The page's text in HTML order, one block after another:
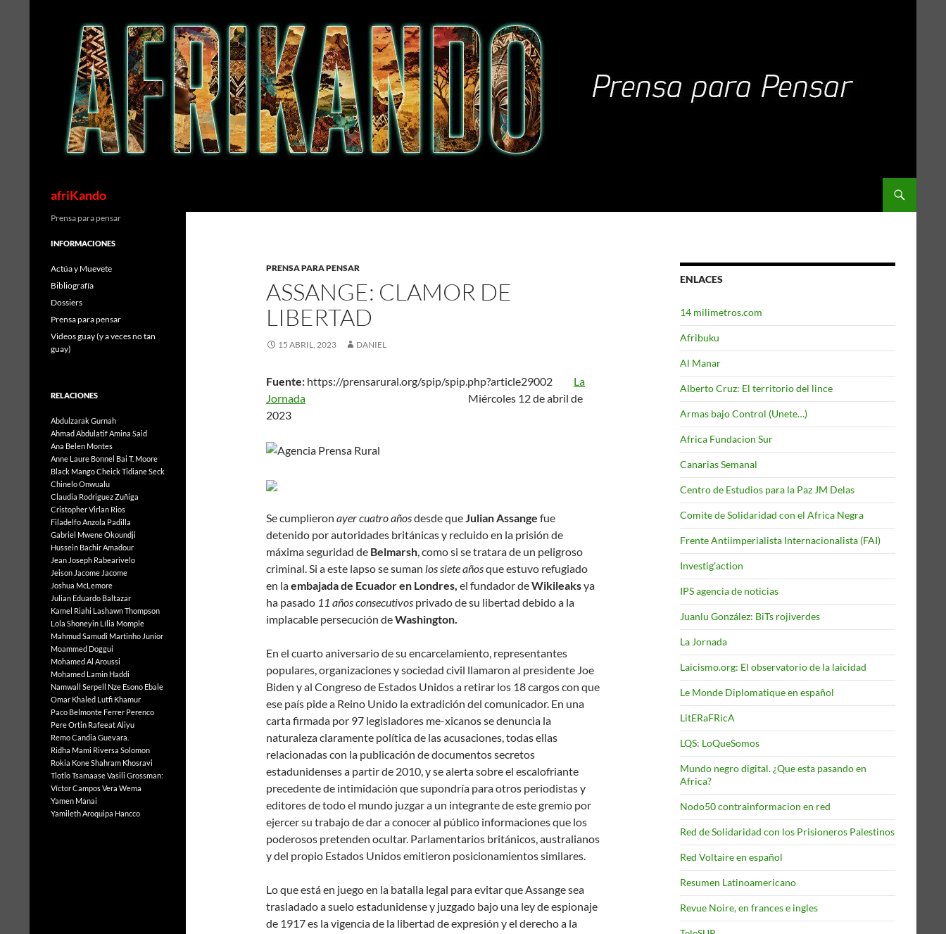
afriKando
PRENSA PARA PENSAR
ASSANGE: CLAMOR DE
LIBERTAD
15 ABRIL, 2023 DANIEL
Fuente: https://prensarural.org/spip/spip.php?article29002 La
Jornada Miércoles 12 de abril de
2023
Se cumplieron ayer cuatro añosdesde queJulian Assange fue
detenido por autoridades británicas y recluido en la prisión de
máxima seguridad de Belmarsh, como si se tratara de un peligroso
criminal. Si a este lapso se suman los siete añosque estuvo refugiado
en laembajada de Ecuador en Londres, el fundador deWikileaksya
ha pasado 11 años consecutivos privado de su libertad debido a la
implacable persecución deWashington.
En el cuarto aniversario de su encarcelamiento, representantes
populares, organizaciones y sociedad civil llamaron al presidente Joe
Biden y al Congreso de Estados Unidos a retirar los 18 cargos con que
ese país pide a Reino Unido la extradición del comunicador. En una
carta firmada por 97 legisladores me-xicanos se denuncia la
naturaleza claramente política de las acusaciones, todas ellas
relacionadas con la publicación de documentos secretos
estadunidenses a partir de 2010, y se alerta sobre el escalofriante
precedente de intimidación que supondría para otros periodistas y
editores de todo el mundo juzgar a un integrante de este gremio por
ejercer su trabajo de dar a conocer al público informaciones que los
poderosos pretenden ocultar. Parlamentarios británicos, australianos
y del propio Estados Unidos emitieron posicionamientos similares.
Lo que está en juego en la batalla legal para evitar que Assange sea
trasladado a suelo estadunidense y juzgado bajo una ley de espionaje
de 1917 es la vigencia de la libertad de expresión y el derecho a la
ENLACES
14 milimetros.com
Afribuku
Al Manar
Alberto Cruz: El territorio del lince
Armas bajo Control (Unete…)
Africa Fundacion Sur
Canarias Semanal
Centro de Estudios para la Paz JM Delas
Comite de Solidaridad con el Africa Negra
Frente Antiimperialista Internacionalista (FAI)
Investig'action
IPS agencia de noticias
Juanlu González: BiTs rojiverdes
La Jornada
Laicismo.org: El observatorio de la laicidad
Le Monde Diplomatique en español
LitERaFRicA
LQS: LoQueSomos
Mundo negro digital. ¿Que esta pasando en
Africa?
Nodo50 contrainformacion en red
Red de Solidaridad con los Prisioneros Palestinos
Red Voltaire en español
Resumen Latinoamericano
Revue Noire, en frances e ingles
Prensa para pensar
INFORMACIONES
Actúa y Muevete
Bibliografía
Dossiers
Prensa para pensar
Videos guay (y a veces no tan
guay)
RELACIONES
Abdulzarak Gurnah
Ahmad AbdulatifAmina Said
Ana Belen Montes
Anne Laure Bonnel Bai T. Moore
Black MangoCheick Tidiane Seck
Chinelo Onwualu
Claudia Rodriguez Zuñiga
Cristopher Virlan Rios
Filadelfo Anzola Padilla
Gabriel Mwene Okoundji
Hussein Bachir Amadour
Jean Joseph Rabearivelo
Jeison Jacome Jacome
Joshua McLemore
Julian Eduardo Baltazar
Kamel Riahi Lashawn Thompson
Lola Shoneyin Lília Momple
Mahmud Samudi Martinho Junior
Moammed Doggui
Mohamed Al Aroussi
Mohamed Lamin Haddi
Namwall Serpell Nze Esono Ebale
Omar Khaled Lutfi Khamur
Paco Belmonte Ferrer Perenco
Pere Ortin Rafeeat Aliyu
Remo Candia Guevara.
Ridha Mami Riversa Solomon
Rokia KoneShahram Khosravi
Tlotlo TsamaaseVasili Grossman:
Víctor Campos Vera Wema
Yamen Manai
Yamileth Aroquipa Hancco